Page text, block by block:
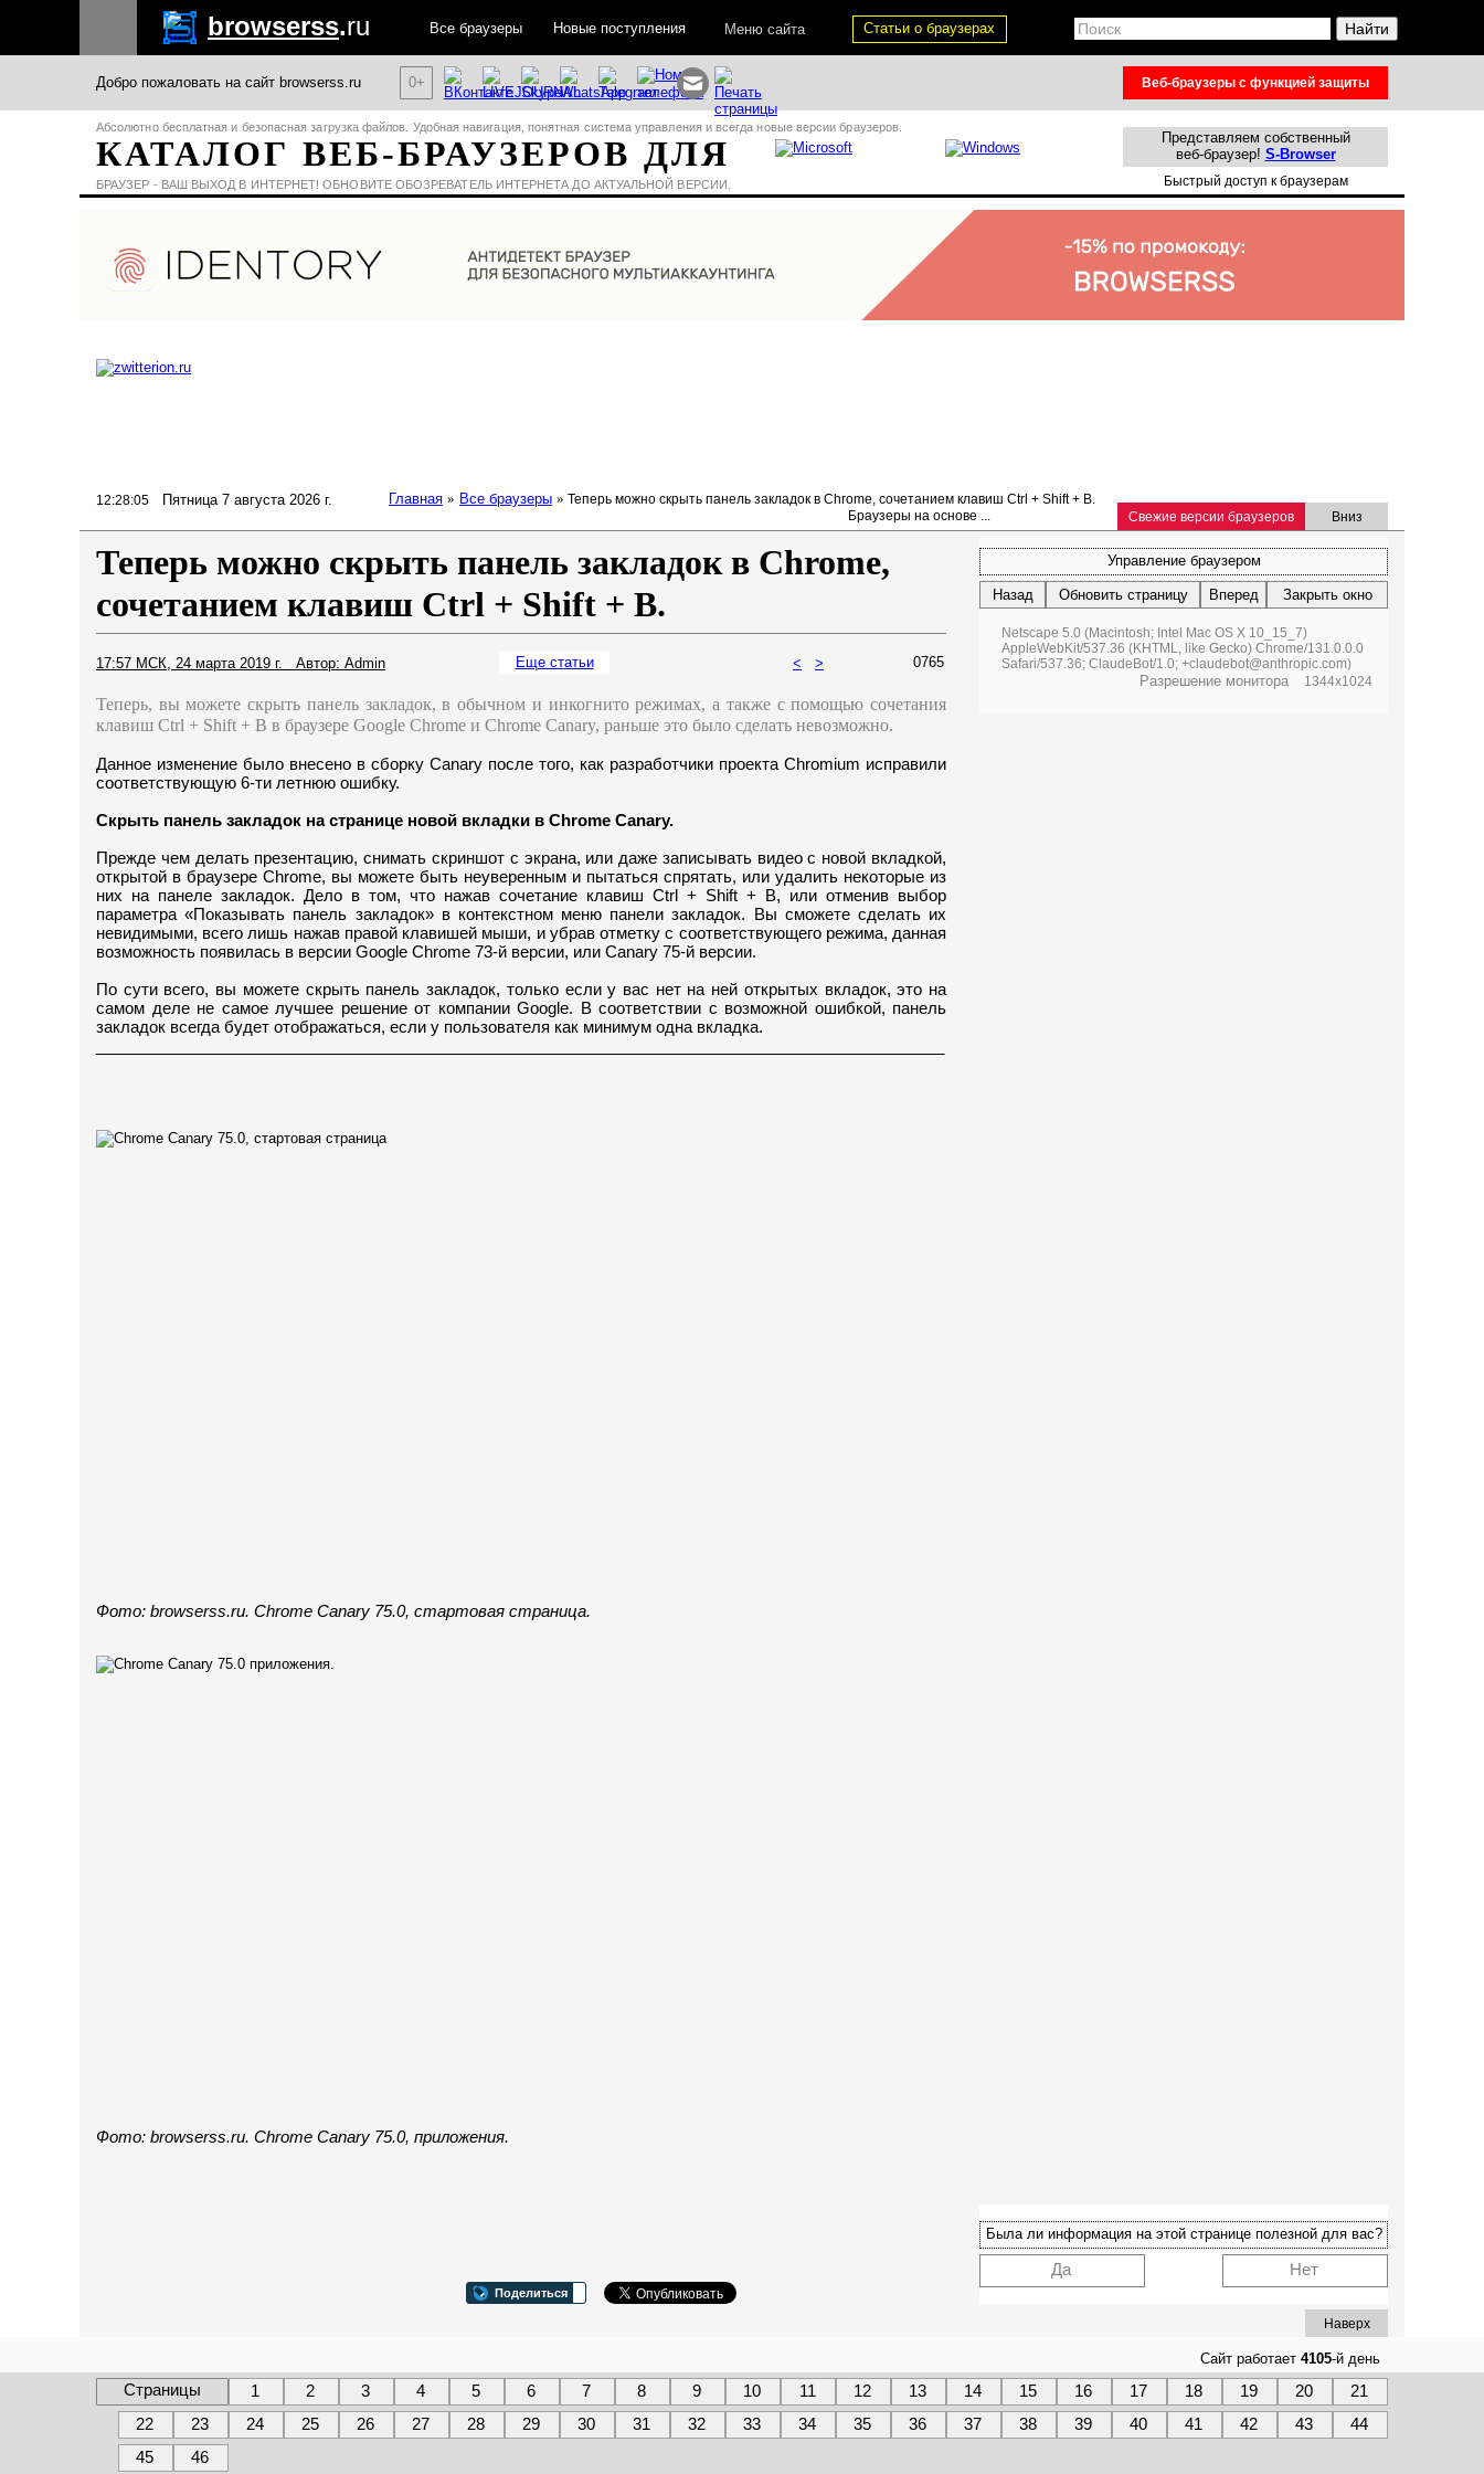
Вниз
Свежие версии браузеров
12:28:05 Пятница 7 августа 2026 г. Главная » Все браузеры » Теперь можно скрыть панель закладок в Chrome, сочетанием клавиш Ctrl + Shift + B.
1344x1024
Netscape 5.0 (Macintosh; Intel Mac OS X 10_15_7)
AppleWebKit/537.36 (KHTML, like Gecko) Chrome/131.0.0.0
Safari/537.36; ClaudeBot/1.0; +claudebot@anthropic.com)
Разрешение монитора
Назад Вперед
Обновить страницу Закрыть окно
Управление браузером
Теперь можно скрыть панель закладок в Chrome,
сочетанием клавиш Ctrl + Shift + B.
17:57 МСК, 24 марта 2019 г. Автор: Admin
Теперь, вы можете скрыть панель закладок, в обычном и инкогнито режимах, а также с помощью сочетания
клавиш Ctrl + Shift + B в браузере Google Chrome и Chrome Canary, раньше это было сделать невозможно.
Данное изменение было внесено в сборку Canary после того, как разработчики проекта Chromium исправили
соответствующую 6-ти летнюю ошибку.
Скрыть панель закладок на странице новой вкладки в Chrome Canary.
Прежде чем делать презентацию, снимать скриншот с экрана, или даже записывать видео с новой вкладкой,
открытой в браузере Chrome, вы можете быть неуверенным и пытаться спрятать, или удалить некоторые из
них на панеле закладок. Дело в том, что нажав сочетание клавиш Ctrl + Shift + B, или отменив выбор
параметра «Показывать панель закладок» в контекстном меню панели закладок. Вы сможете сделать их
невидимыми, всего лишь нажав правой клавишей мыши, и убрав отметку с соответствующего режима, данная
возможность появилась в версии Google Chrome 73-й версии, или Canary 75-й версии.
По сути всего, вы можете скрыть панель закладок, только если у вас нет на ней открытых вкладок, это на
самом деле не самое лучшее решение от компании Google. В соответствии с возможной ошибкой, панель
закладок всегда будет отображаться, если у пользователя как минимум одна вкладка.
0765
Еще статьи < >
Поделиться
Фото: browserss.ru. Chrome Canary 75.0, стартовая страница.
Фото: browserss.ru. Chrome Canary 75.0, приложения.
Наверх
Нет
Да
Была ли информация на этой странице полезной для вас?
Браузеры на основе ...
КАТАЛОГ ВЕБ-БРАУЗЕРОВ ДЛЯ
Абсолютно бесплатная и безопасная загрузка файлов. Удобная навигация, понятная система управления и всегда новые версии браузеров.
БРАУЗЕР - ВАШ ВЫХОД В ИНТЕРНЕТ! ОБНОВИТЕ ОБОЗРЕВАТЕЛЬ ИНТЕРНЕТА ДО АКТУАЛЬНОЙ ВЕРСИИ.
Представляем собственный
веб-браузер! S-Browser
Быстрый доступ к браузерам
Страницы 1 3 4 6 7 8 9 10 11 12 13
5
2 15 16 17 18 19 20 21
14
24
23
22 25 26 27 28 29 30 31 32 33 34 35 36 37 38 39 40 42 43
44
45
46
41
Сайт работает 4105-й день
0+ Веб-браузеры с функцией защиты
Добро пожаловать на сайт browserss.ru
Статьи о браузерах
browserss.ru Все браузеры Новые поступления Меню сайта